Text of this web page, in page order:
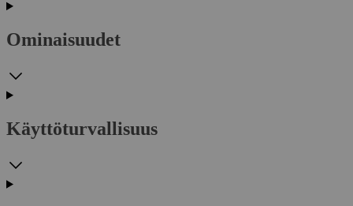
Ominaisuudet
Käyttöturvallisuus